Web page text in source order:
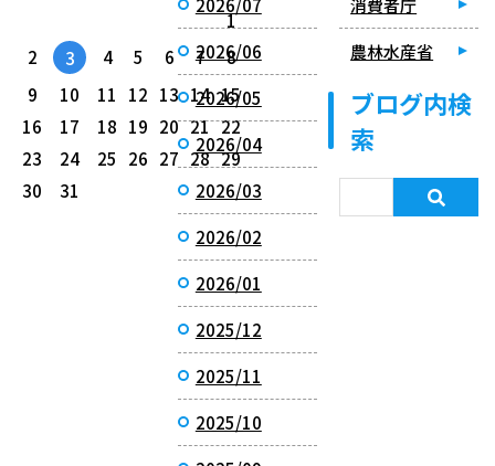
1
2
3 4 5 6 7
8
9
10 11 12 13 14 15
16
17 18 19 20 21 22
23
24 25 26 27 28 29
30
31
2026/07
2026/06
2026/05
2026/04
2026/03
2026/02
2026/01
2025/12
2025/11
2025/10
消費者庁
農林水産省
ブログ内検
索